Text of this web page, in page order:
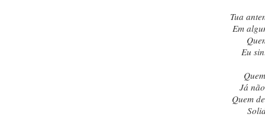
Tua
Em
Eu
Já
Quem